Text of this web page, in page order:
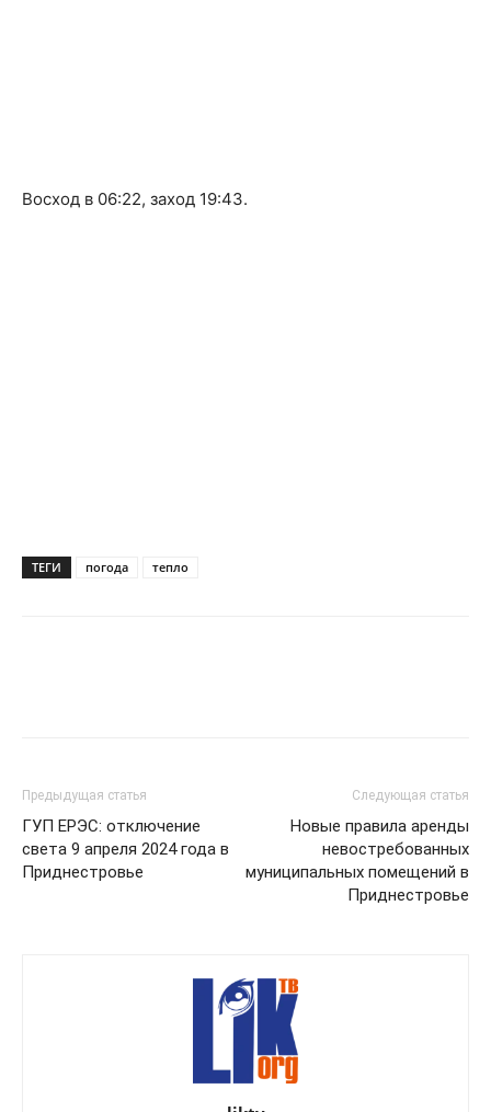
Восход в 06:22, заход 19:43.
ТЕГИ погода тепло
Предыдущая статья
ГУП ЕРЭС: отключение
света 9 апреля 2024 года в
Приднестровье
Следующая статья
Новые правила аренды
невостребованных
муниципальных помещений в
Приднестровье